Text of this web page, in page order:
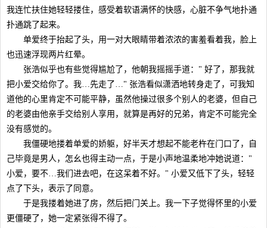
我连忙扶住她轻轻搂住，感受着软语满怀的快感，心脏不争气地扑通
扑通跳了起来。
单爱终于抬起了头，用一对大眼睛带着浓浓的害羞看着我，脸上
也迅速浮现两片红晕。
张浩似乎也有些觉得尴尬了，他朝我摇摇手道：" 好了，那我就
把小爱交给你了。我…先走了…" 张浩看似潇洒地转身走了，可我知
道他的心里肯定不可能平静，虽然他操过很多个别人的老婆，但自己
的老婆由他亲手交给别人享用，就算是再好的兄弟，肯定不可能完全
没有感觉的。
我僵硬地搂着单爱的娇躯，好半天才想起不能老杵在门口了，自
己毕竟是男人，怎幺也得主动一点，于是小声地温柔地冲她说道："
小爱，要不…我们进去吧，在这呆着不好。" 小爱又低下了头，轻轻
点了下头，表示了同意。
于是我搂着她进了房，然后把门关上。我一下子觉得怀里的小爱
更僵硬了，她一定紧张得不得了。